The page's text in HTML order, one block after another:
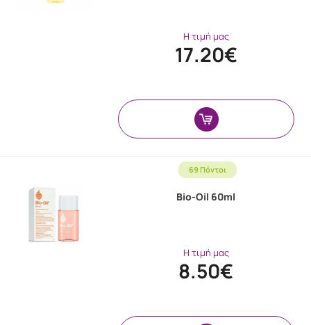
Η τιμή μας
17.20€
69 Πόντοι
Bio-Oil 60ml
Η τιμή μας
8.50€